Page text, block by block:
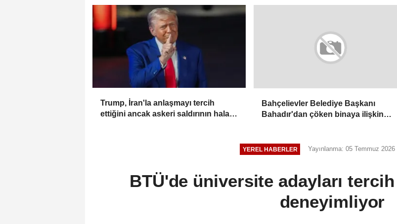
Trump, İran'la anlaşmayı tercih
ettiğini ancak askeri saldırının hala
Bahçelievler Belediye Başkanı
Bahadır'dan çöken binaya ilişkin
YEREL HABERLER Yayınlanma: 05 Temmuz 2026
BTÜ'de üniversite adayları
deneyimliyor